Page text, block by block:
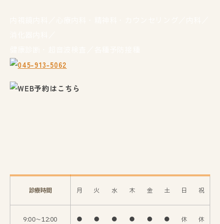
診療時間 月 火 水 木 金 土 日 祝
9:00〜12:00 ● ● ● ● ● ● 休 休